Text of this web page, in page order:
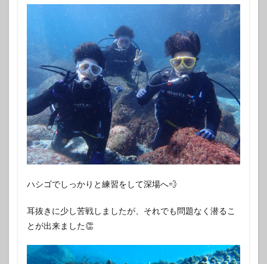
ハシゴでしっかりと練習をして深場へ‪💨
耳抜きに少し苦戦しましたが、それでも問題なく潜るこ
とが出来ました👏